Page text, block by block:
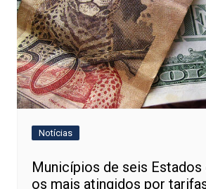
Notícias
Municípios de seis
os mais atingidos por